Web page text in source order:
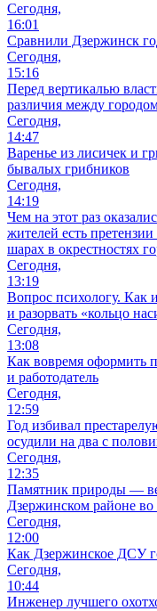
Сегодня,
16:01
Сравнили Дзержинск
Сегодня,
15:16
Перед вертикалью
различия между
Сегодня,
14:47
Варенье из лисичек и
бывалых грибников
Сегодня,
14:19
Чем на этот раз
жителей есть
шарах в окрестностях
Сегодня,
13:19
Вопрос психологу. Как
и разорвать «кольцо
Сегодня,
13:08
Как вовремя оформить
и работодатель
Сегодня,
12:59
Год избивал
осудили на два с
Сегодня,
12:35
Памятник природы —
Дзержинском районе во
Сегодня,
12:00
Как Дзержинское ДСУ
Сегодня,
10:44
Инженер лучшего